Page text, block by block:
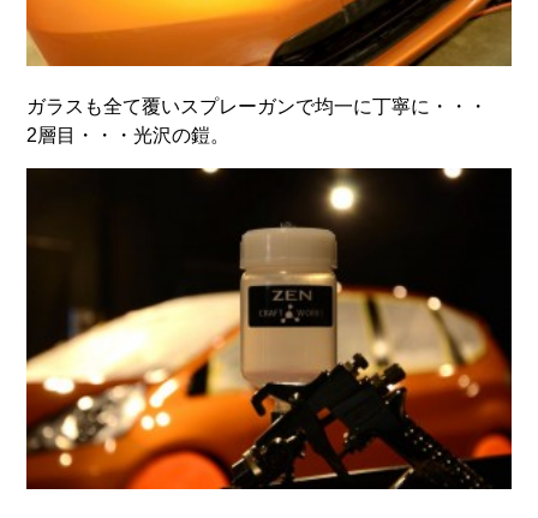
ガラスも全て覆いスプレーガンで均一に丁寧に・・・
2層目・・・光沢の鎧。